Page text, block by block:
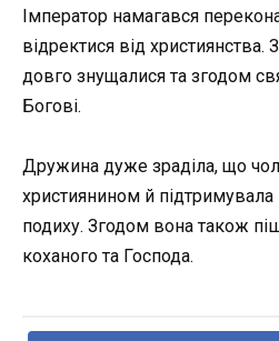
Імператор намагався
відректися від
довго знущалися та згодом
Богові.
Дружина дуже зраділа, що
християнином й підтримувала
подиху. Згодом вона також
коханого та Господа.